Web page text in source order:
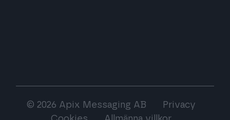
© 2026 Apix Messaging AB
Privacy